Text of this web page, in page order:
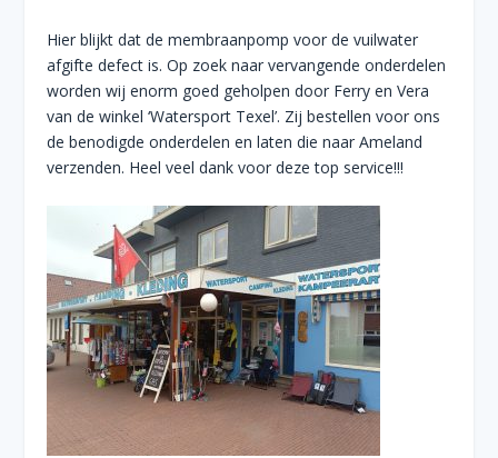
Hier blijkt dat de membraanpomp voor de vuilwater
afgifte defect is. Op zoek naar vervangende onderdelen
worden wij enorm goed geholpen door Ferry en Vera
van de winkel ‘Watersport Texel’. Zij bestellen voor ons
de benodigde onderdelen en laten die naar Ameland
verzenden. Heel veel dank voor deze top service!!!